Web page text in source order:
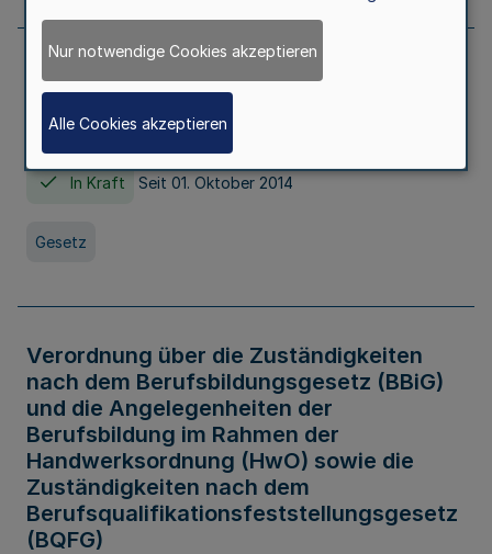
Gesetz über die Hochschulen des Landes
Nordrhein-Westfalen (Hochschulgesetz -
HG)
In Kraft Seit 01. Oktober 2014
Gesetz
Verordnung über die Zuständigkeiten
nach dem Berufsbildungsgesetz (BBiG)
und die Angelegenheiten der
Berufsbildung im Rahmen der
Handwerksordnung (HwO) sowie die
Zuständigkeiten nach dem
Berufsqualifikationsfeststellungsgesetz
(BQFG)
Nur notwendige Cookies akzeptieren
Alle Cookies akzeptieren